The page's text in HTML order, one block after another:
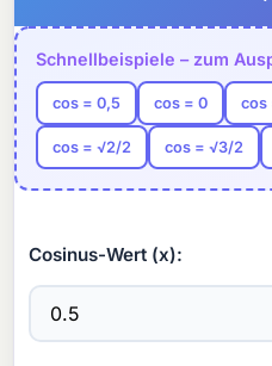
Schnellbeispiele – zum
cos = 0,5 cos = 0 cos
cos = √2/2 cos = √3/2
Cosinus-Wert (x):